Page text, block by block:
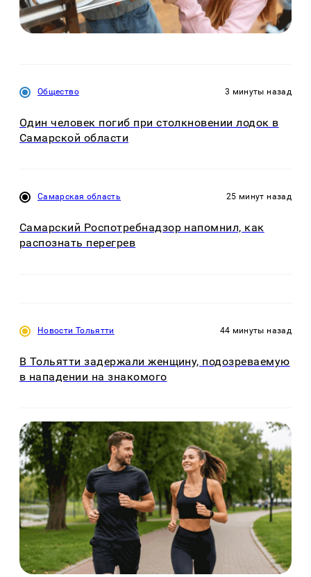
Общество 3 минуты назад
Один человек погиб при столкновении лодок в
Самарской области
Самарская область 25 минут назад
Самарский Роспотребнадзор напомнил, как
распознать перегрев
Новости Тольятти 44 минуты назад
В Тольятти задержали женщину, подозреваемую
в нападении на знакомого